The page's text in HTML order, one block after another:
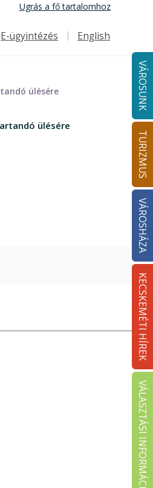
Ugrás a fő tartalomhoz
navigáció
E-ügyintézés English
VÁROSUNK
TURIZMUS
VÁROSHÁZA
KECSKEMÉTI HÍREK
VÁLASZTÁSI INFORMÁCIÓK
ülésére
ülésére